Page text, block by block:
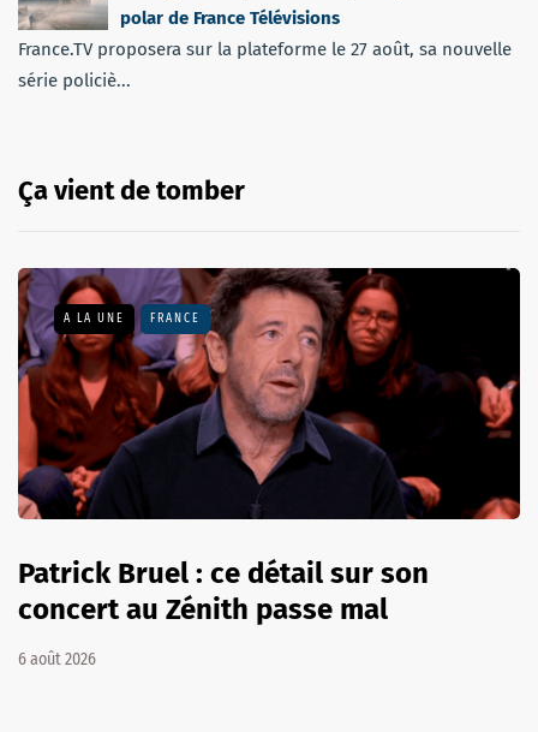
polar de France Télévisions
France.TV proposera sur la plateforme le 27 août, sa nouvelle
série policiè...
Ça vient de tomber
A LA UNE FRANCE
Patrick Bruel : ce détail sur son
concert au Zénith passe mal
6 août 2026